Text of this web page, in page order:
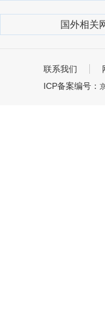
国外相关
联系我们
ICP备案编号：